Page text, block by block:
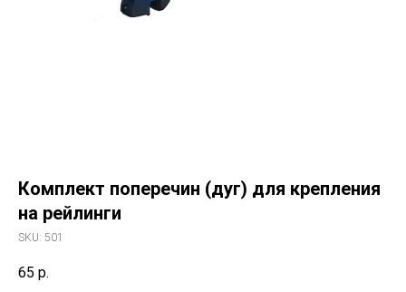
Комплект поперечин (дуг) для крепления
на рейлинги
SKU: 501
65 р.